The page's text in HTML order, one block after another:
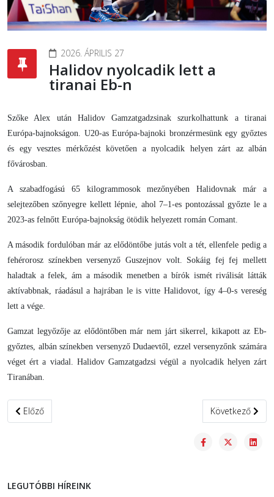
2026. ÁPRILIS 27
Halidov nyolcadik lett a
tiranai Eb-n
Szőke Alex után Halidov Gamzatgadzsinak szurkolhattunk a tiranai
Európa-bajnokságon. U20-as Európa-bajnoki bronzérmesünk egy győztes
és egy vesztes mérkőzést követően a nyolcadik helyen zárt az albán
fővárosban.
A szabadfogású 65 kilogrammosok mezőnyében Halidovnak már a
selejtezőben szőnyegre kellett lépnie, ahol 7–1-es pontozással győzte le a
2023-as felnőtt Európa-bajnokság ötödik helyezett román Comant.
A második fordulóban már az elődöntőbe jutás volt a tét, ellenfele pedig a
fehérorosz színekben versenyző Guszejnov volt. Sokáig fej fej mellett
haladtak a felek, ám a második menetben a bírók ismét riválisát látták
aktívabbnak, ráadásul a hajrában le is vitte Halidovot, így 4–0-s vereség
lett a vége.
Gamzat legyőzője az elődöntőben már nem járt sikerrel, kikapott az Eb-
győztes, albán színekben versenyző Dudaevtől, ezzel versenyzőnk számára
véget ért a viadal. Halidov Gamzatgadzsi végül a nyolcadik helyen zárt
Tiranában.
Előző cikk: Olasz Vencel szabadfogásban nyert U15-ös
Előző Következő
Következő
LEGUTÓBBI HÍREINK